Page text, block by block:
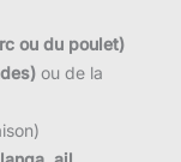
ou du poulet)
ou de la